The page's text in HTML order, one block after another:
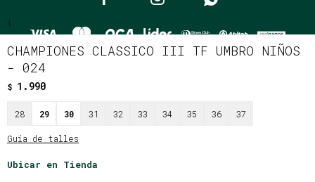
CHAMPIONES CLASSICO III TF UMBRO NIÑOS
- 024
$ 1.990
28 29 30 31 32 33 34 35 36 37
Guía de talles
Ubicar en Tienda
{